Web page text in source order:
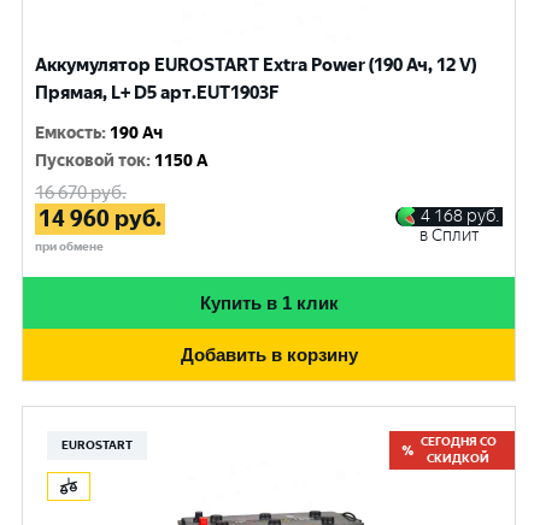
Аккумулятор EUROSTART Extra Power (190 Ач, 12 V)
Прямая, L+ D5 арт.EUT1903F
Емкость: 190 Ач
Пусковой ток: 1150 A
16 670руб.
14 960 руб.
при обмене
4 168 руб.
в Сплит
Купить в 1 клик
Добавить в корзину
EUROSTART
СЕГОДНЯ СО
СКИДКОЙ